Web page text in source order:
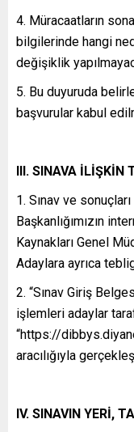
4. Müracaatların
bilgilerinde hangi
değişiklik
5. Bu duyuruda
başvurular kabul
III. SINAVA İLİŞKİN
1. Sınav ve
Başkanlığımızın
Kaynakları Genel
Adaylara ayrıca
2. “Sınav Giriş
işlemleri adaylar
“https://
aracılığıyla
IV. SINAVIN YERİ,